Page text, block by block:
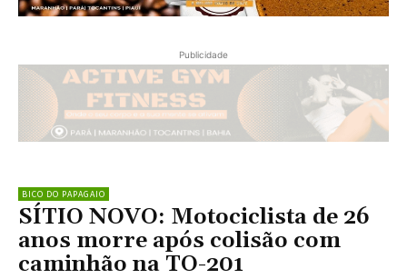
Publicidade
BICO DO PAPAGAIO
SÍTIO NOVO: Motociclista de 26
anos morre após colisão com
caminhão na TO-201